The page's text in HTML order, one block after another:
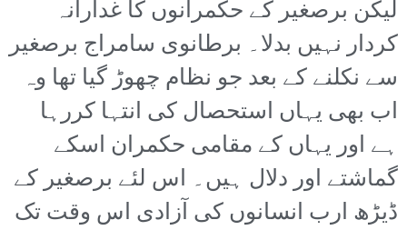
لیکن برصغیر کے حکمرانوں کا غدارانہ
کردار نہیں بدلا۔ برطانوی سامراج برصغیر
سے نکلنے کے بعد جو نظام چھوڑ گیا تھا وہ
اب بھی یہاں استحصال کی انتہا کررہا
ہے اور یہاں کے مقامی حکمران اسکے
گماشتے اور دلال ہیں۔ اس لئے برصغیر کے
ڈیڑھ ارب انسانوں کی آزادی اس وقت تک